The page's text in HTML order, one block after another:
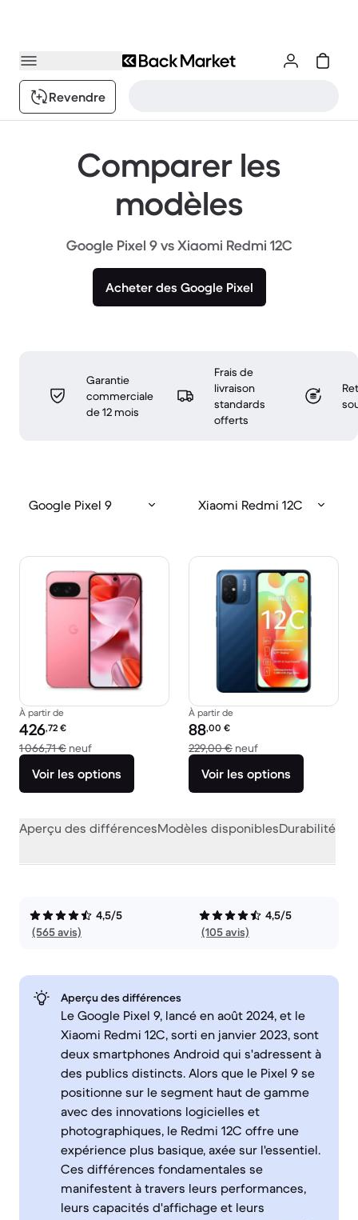
Revendre
Comparer les
modèles
Google Pixel 9 vs Xiaomi Redmi 12C
Acheter des Google Pixel
Garantie
commerciale
de 12 mois
Frais de
livraison
standards
offerts
Google Pixel 9 Xiaomi Redmi 12C
À partir de
Prix reconditionné :
426,72 €
1 066,71 € neufcontre 1 066,71 € neuf
Voir les options
À partir de
Prix reconditionné :
88,00 €
229,00 € neufcontre 229,00 €
Voir les options
Aperçu des différencesModèles disponiblesDurabilité
4,5/5
(565 avis)
4,5/5
(105 avis)
Aperçu des différences
Le Google Pixel 9, lancé en août 2024, et le
Xiaomi Redmi 12C, sorti en janvier 2023, sont
deux smartphones Android qui s'adressent à
des publics distincts. Alors que le Pixel 9 se
positionne sur le segment haut de gamme
avec des innovations logicielles et
photographiques, le Redmi 12C offre une
expérience plus basique, axée sur l'essentiel.
Ces différences fondamentales se
manifestent à travers leurs performances,
leurs capacités d'affichage et leurs